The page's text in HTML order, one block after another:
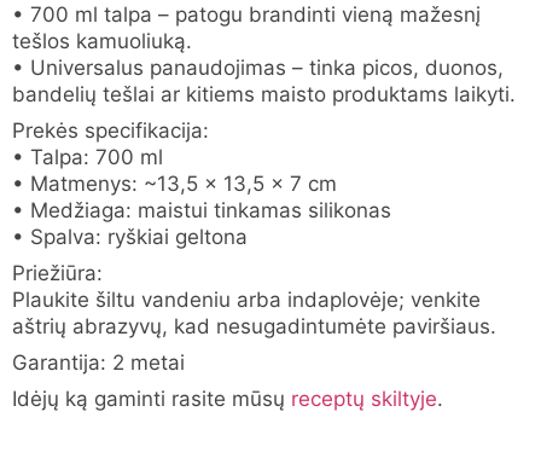
• 700 ml talpa – patogu brandinti vieną mažesnį
tešlos kamuoliuką.
• Universalus panaudojimas – tinka picos, duonos,
bandelių tešlai ar kitiems maisto produktams laikyti.
Prekės specifikacija:
• Talpa: 700 ml
• Matmenys: ~13,5 x 13,5 x 7 cm
• Medžiaga: maistui tinkamas silikonas
• Spalva: ryškiai geltona
Priežiūra:
Plaukite šiltu vandeniu arba indaplovėje; venkite
aštrių abrazyvų, kad nesugadintumėte paviršiaus.
Garantija: 2 metai
Idėjų ką gaminti rasite mūsų receptų skiltyje.